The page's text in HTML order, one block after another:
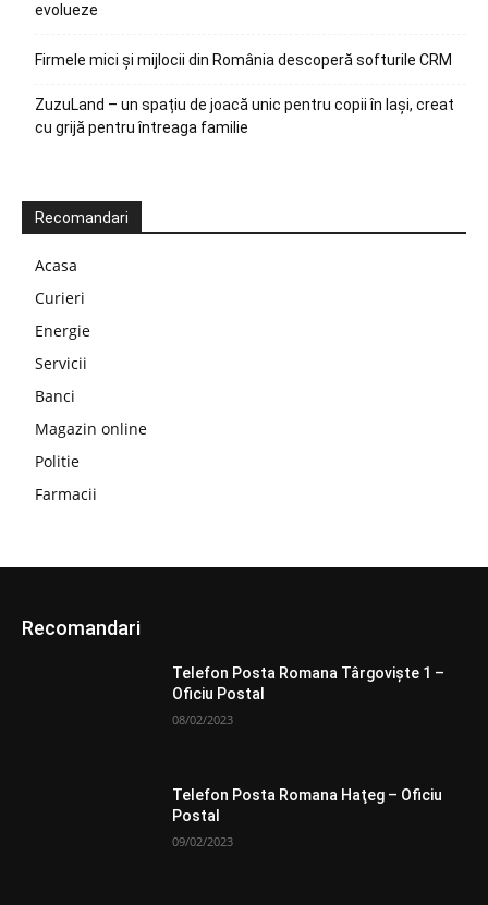
evolueze
Firmele mici și mijlocii din România descoperă softurile CRM
ZuzuLand – un spațiu de joacă unic pentru copii în Iași, creat
cu grijă pentru întreaga familie
Recomandari
Acasa
Curieri
Energie
Servicii
Banci
Magazin online
Politie
Farmacii
Recomandari
Telefon Posta Romana Târgovişte 1 –
Oficiu Postal
08/02/2023
Telefon Posta Romana Haţeg – Oficiu
Postal
09/02/2023